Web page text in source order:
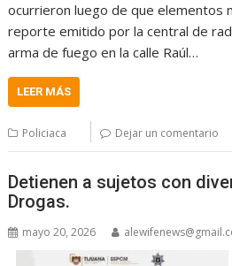
ocurrieron luego de que elementos
reporte emitido por la central de
arma de fuego en la calle Raúl…
LEER MÁS
Policiaca Dejar un comentario
Detienen a sujetos con
Drogas.
mayo 20, 2026